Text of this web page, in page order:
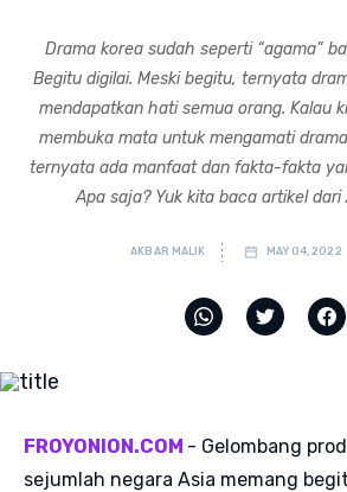
Drama korea sudah seperti “agama”
Begitu digilai. Meski begitu, ternyata
mendapatkan hati semua orang. Kalau
membuka mata untuk mengamati
ternyata ada manfaat dan fakta-fakta
Apa saja? Yuk kita baca artikel dari
AKBAR MALIK MAY 04, 2022
FROYONION.COM - Gelombang
sejumlah negara Asia memang